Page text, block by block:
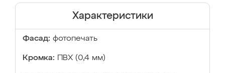
Характеристики
Фасад: фотопечать
Кромка: ПВХ (0,4 мм)